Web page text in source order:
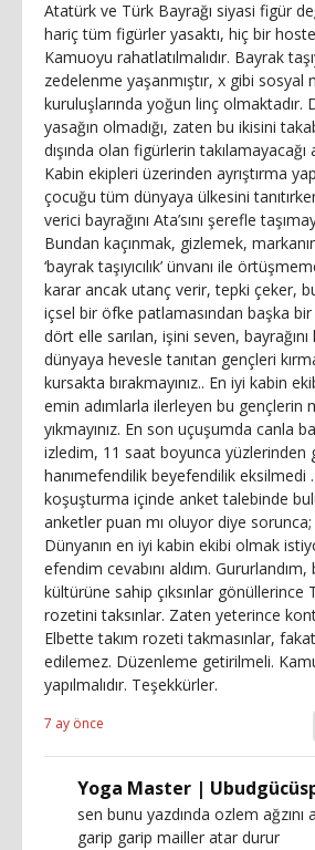
Atatürk ve Türk Bayrağı siyasi figür
hariç tüm figürler yasaktı, hiç bir
Kamuoyu rahatlatılmalıdır. Bayrak
zedelenme yaşanmıştır, x gibi sosyal
kuruluşlarında yoğun linç olmaktadır.
yasağın olmadığı, zaten bu ikisini
dışında olan figürlerin takılamayacağı
Kabin ekipleri üzerinden ayrıştırma
çocuğu tüm dünyaya ülkesini
verici bayrağını Ata’sını şerefle
Bundan kaçınmak, gizlemek,
‘bayrak taşıyıcılık’ ünvanı ile
karar ancak utanç verir, tepki çeker,
içsel bir öfke patlamasından başka
dört elle sarılan, işini seven,
dünyaya hevesle tanıtan gençleri
kursakta bırakmayınız.. En iyi kabin
emin adımlarla ilerleyen bu gençlerin
yıkmayınız. En son uçuşumda canla
izledim, 11 saat boyunca yüzlerinden
hanımefendilik beyefendilik eksilmedi .
koşuşturma içinde anket talebinde
anketler puan mı oluyor diye sorunca;
Dünyanın en iyi kabin ekibi olmak
efendim cevabını aldım. Gururlandım,
kültürüne sahip çıksınlar gönüllerince
rozetini taksınlar. Zaten yeterince
Elbette takım rozeti takmasınlar,
edilemez. Düzenleme getirilmeli.
yapılmalıdır. Teşekkürler.
7 ay önce
Yoga Master |
sen bunu yazdında ozlem
garip garip mailler atar durur